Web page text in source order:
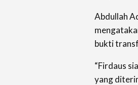
Abdullah
bukti
“Firdaus
yang